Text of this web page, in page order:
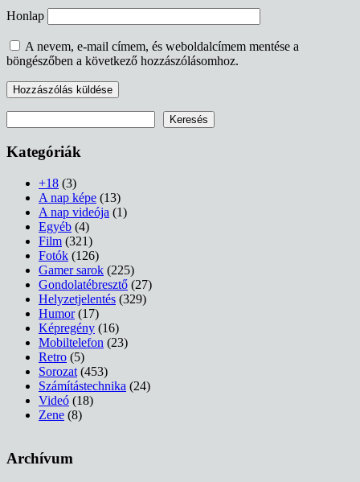
Honlap
A nevem, e-mail címem, és weboldalcímem mentése a
böngészőben a következő hozzászólásomhoz.
Keresés
Kategóriák
+18 (3)
A nap képe (13)
A nap videója (1)
Egyéb (4)
Film (321)
Fotók (126)
Gamer sarok (225)
Gondolatébresztő (27)
Helyzetjelentés (329)
Humor(17)
Képregény (16)
Mobiltelefon (23)
Retro (5)
Sorozat (453)
Számítástechnika (24)
Videó (18)
Zene (8)
Archívum